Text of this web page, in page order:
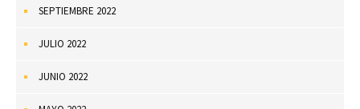
SEPTIEMBRE 2022
JULIO 2022
JUNIO 2022